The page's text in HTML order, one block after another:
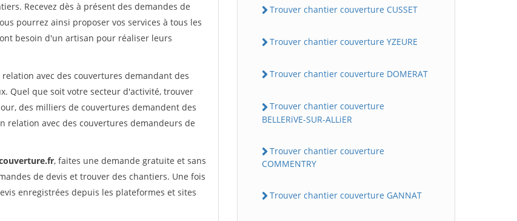
Recevez dès à présent des demandes de
pourrez ainsi proposer vos services à tous les
besoin d'un artisan pour réaliser leurs
avec des couvertures demandant des
Quel que soit votre secteur d'activité, trouver
des milliers de couvertures demandent des
relation avec des couvertures demandeurs de
, faites une demande gratuite et sans
de devis et trouver des chantiers. Une fois
enregistrées depuis les plateformes et sites
Trouver chantier couverture CUSSET
Trouver chantier couverture YZEURE
Trouver chantier couverture DOMERAT
Trouver chantier couverture
BELLERiVE-SUR-ALLiER
Trouver chantier couverture
COMMENTRY
Trouver chantier couverture GANNAT